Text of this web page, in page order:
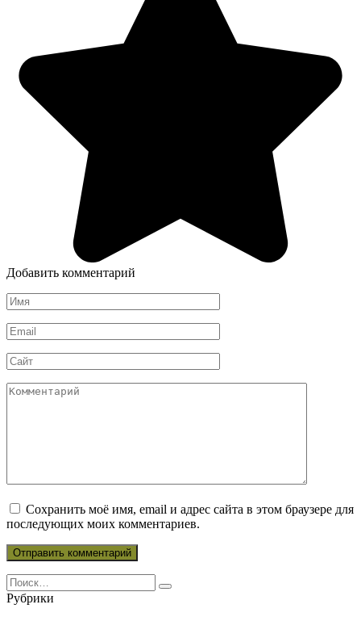
Добавить комментарий
Имя
*
Email
*
Сайт
Комментарий
Сохранить моё имя, email и адрес сайта в этом браузере для
последующих моих комментариев.
Search
for:
Рубрики